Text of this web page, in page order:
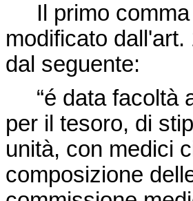
Il primo comma
modificato dall'art.
dal seguente:
“é data facoltà
per il tesoro, di
unità, con medici
composizione